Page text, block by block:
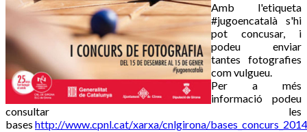
Amb l'etiqueta
#jugoencatalà s'hi
pot concusar, i
podeu enviar
tantes fotografies
com vulgueu.
Per a més
informació podeu
consultar les
bases http://www.cpnl.cat/xarxa/cnlgirona/